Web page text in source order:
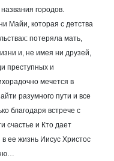
городов.
Майи, которая с детства
потеряла мать,
и, не имея ни друзей,
преступных и
мечется в
разумного пути и все
благодаря встрече с
счастье и Кто дает
ее жизнь Иисус Христос